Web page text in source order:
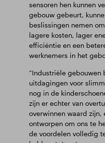
sensoren hen kunnen
gebouw gebeurt,
beslissingen nemen
lagere kosten, lager
efficiëntie en een
werknemers in het
“Industriële gebouwen
uitdagingen voor
nog in de
zijn er echter van
overwinnen waard
ontworpen om ons te
de voordelen volledig